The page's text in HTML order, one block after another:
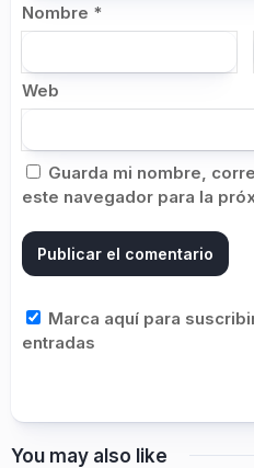
Nombre *
Web
Guarda mi nombre,
este navegador para la
Marca aquí para
entradas
You may also like